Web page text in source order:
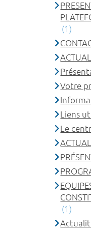
(1)
Votre
Liens
Le
(1)